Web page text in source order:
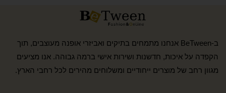
ב-BeTween אנחנו מתמחים בתיקים ואביזרי אופנה מעוצבים, תוך
הקפדה על איכות, חדשנות ושירות אישי ברמה גבוהה. אנו מציעים
מגוון רחב של מוצרים ייחודיים ומשלוחים מהירים לכל רחבי הארץ.